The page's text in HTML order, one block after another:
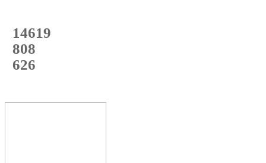
14619
с начала года
808
с начала месяца
626
с начала недели